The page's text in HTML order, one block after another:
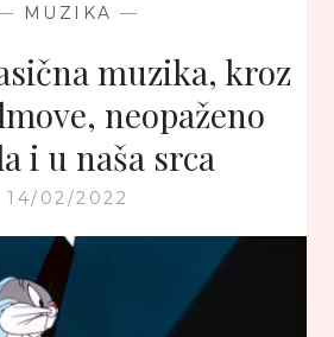
MUZIKA —
muzika, kroz
neopaženo
i u naša srca
14/02/2022